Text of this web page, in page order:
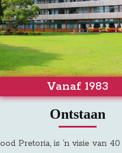
Vanaf 1983
Ontstaan
Pretoria, is ‘n visie van 40